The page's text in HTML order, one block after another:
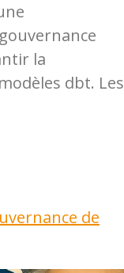
la
dbt. Les
de